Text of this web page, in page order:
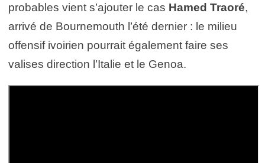
probables vient s’ajouter le cas Hamed Traoré,
arrivé de Bournemouth l’été dernier : le milieu
offensif ivoirien pourrait également faire ses
valises direction l’Italie et le Genoa.